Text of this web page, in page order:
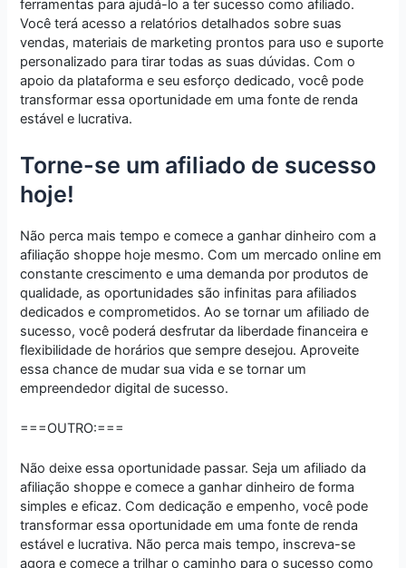
ferramentas para ajudá-lo a ter sucesso como afiliado.
Você terá acesso a relatórios detalhados sobre suas
vendas, materiais de marketing prontos para uso e suporte
personalizado para tirar todas as suas dúvidas. Com o
apoio da plataforma e seu esforço dedicado, você pode
transformar essa oportunidade em uma fonte de renda
estável e lucrativa.
Torne-se um afiliado de sucesso
hoje!
Não perca mais tempo e comece a ganhar dinheiro com a
afiliação shoppe hoje mesmo. Com um mercado online em
constante crescimento e uma demanda por produtos de
qualidade, as oportunidades são infinitas para afiliados
dedicados e comprometidos. Ao se tornar um afiliado de
sucesso, você poderá desfrutar da liberdade financeira e
flexibilidade de horários que sempre desejou. Aproveite
essa chance de mudar sua vida e se tornar um
empreendedor digital de sucesso.
===OUTRO:===
Não deixe essa oportunidade passar. Seja um afiliado da
afiliação shoppe e comece a ganhar dinheiro de forma
simples e eficaz. Com dedicação e empenho, você pode
transformar essa oportunidade em uma fonte de renda
estável e lucrativa. Não perca mais tempo, inscreva-se
agora e comece a trilhar o caminho para o sucesso como